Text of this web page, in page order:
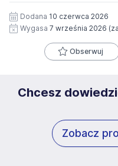
Dodana 10 czerwca 2026
Wygasa 7 września 2026
Obserwuj
Chcesz
Zobacz